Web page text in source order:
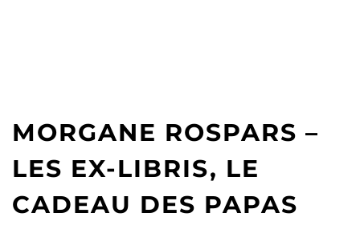
MORGANE ROSPARS –
LES EX-LIBRIS, LE
CADEAU DES PAPAS